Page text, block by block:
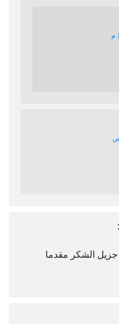
:
جزيل الشكر مقدما